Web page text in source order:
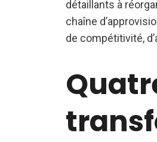
détaillants à
chaîne
de compétitivité,